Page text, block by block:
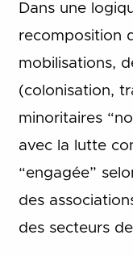
Dans une
recomposition
mobilisations,
(colonisation,
minoritaires
avec la lutte
“engagée”
des
des secteurs